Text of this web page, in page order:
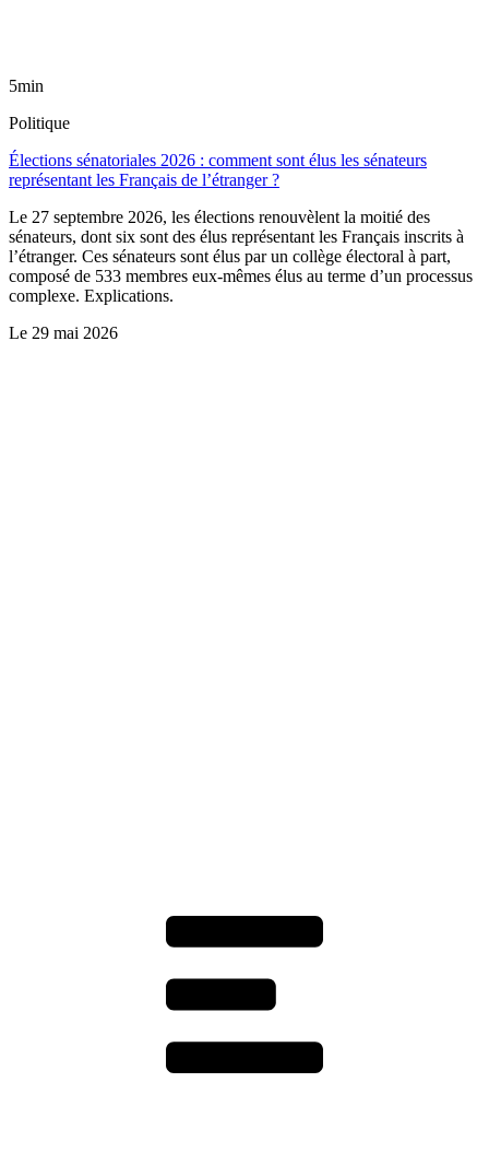
5min
Politique
Élections sénatoriales 2026 : comment sont élus les sénateurs
représentant les Français de l’étranger ?
Le 27 septembre 2026, les élections renouvèlent la moitié des
sénateurs, dont six sont des élus représentant les Français inscrits à
l’étranger. Ces sénateurs sont élus par un collège électoral à part,
composé de 533 membres eux-mêmes élus au terme d’un processus
complexe. Explications.
Le 29 mai 2026